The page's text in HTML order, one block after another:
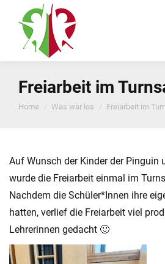
Freiarbeit im
You are here:
Home Was war los Freiarbeit im
Auf Wunsch der Kinder der Pinguin
wurde die Freiarbeit einmal im
Nachdem die Schüler*Innen ihre
hatten, verlief die Freiarbeit viel
Lehrerinnen gedacht 🙂